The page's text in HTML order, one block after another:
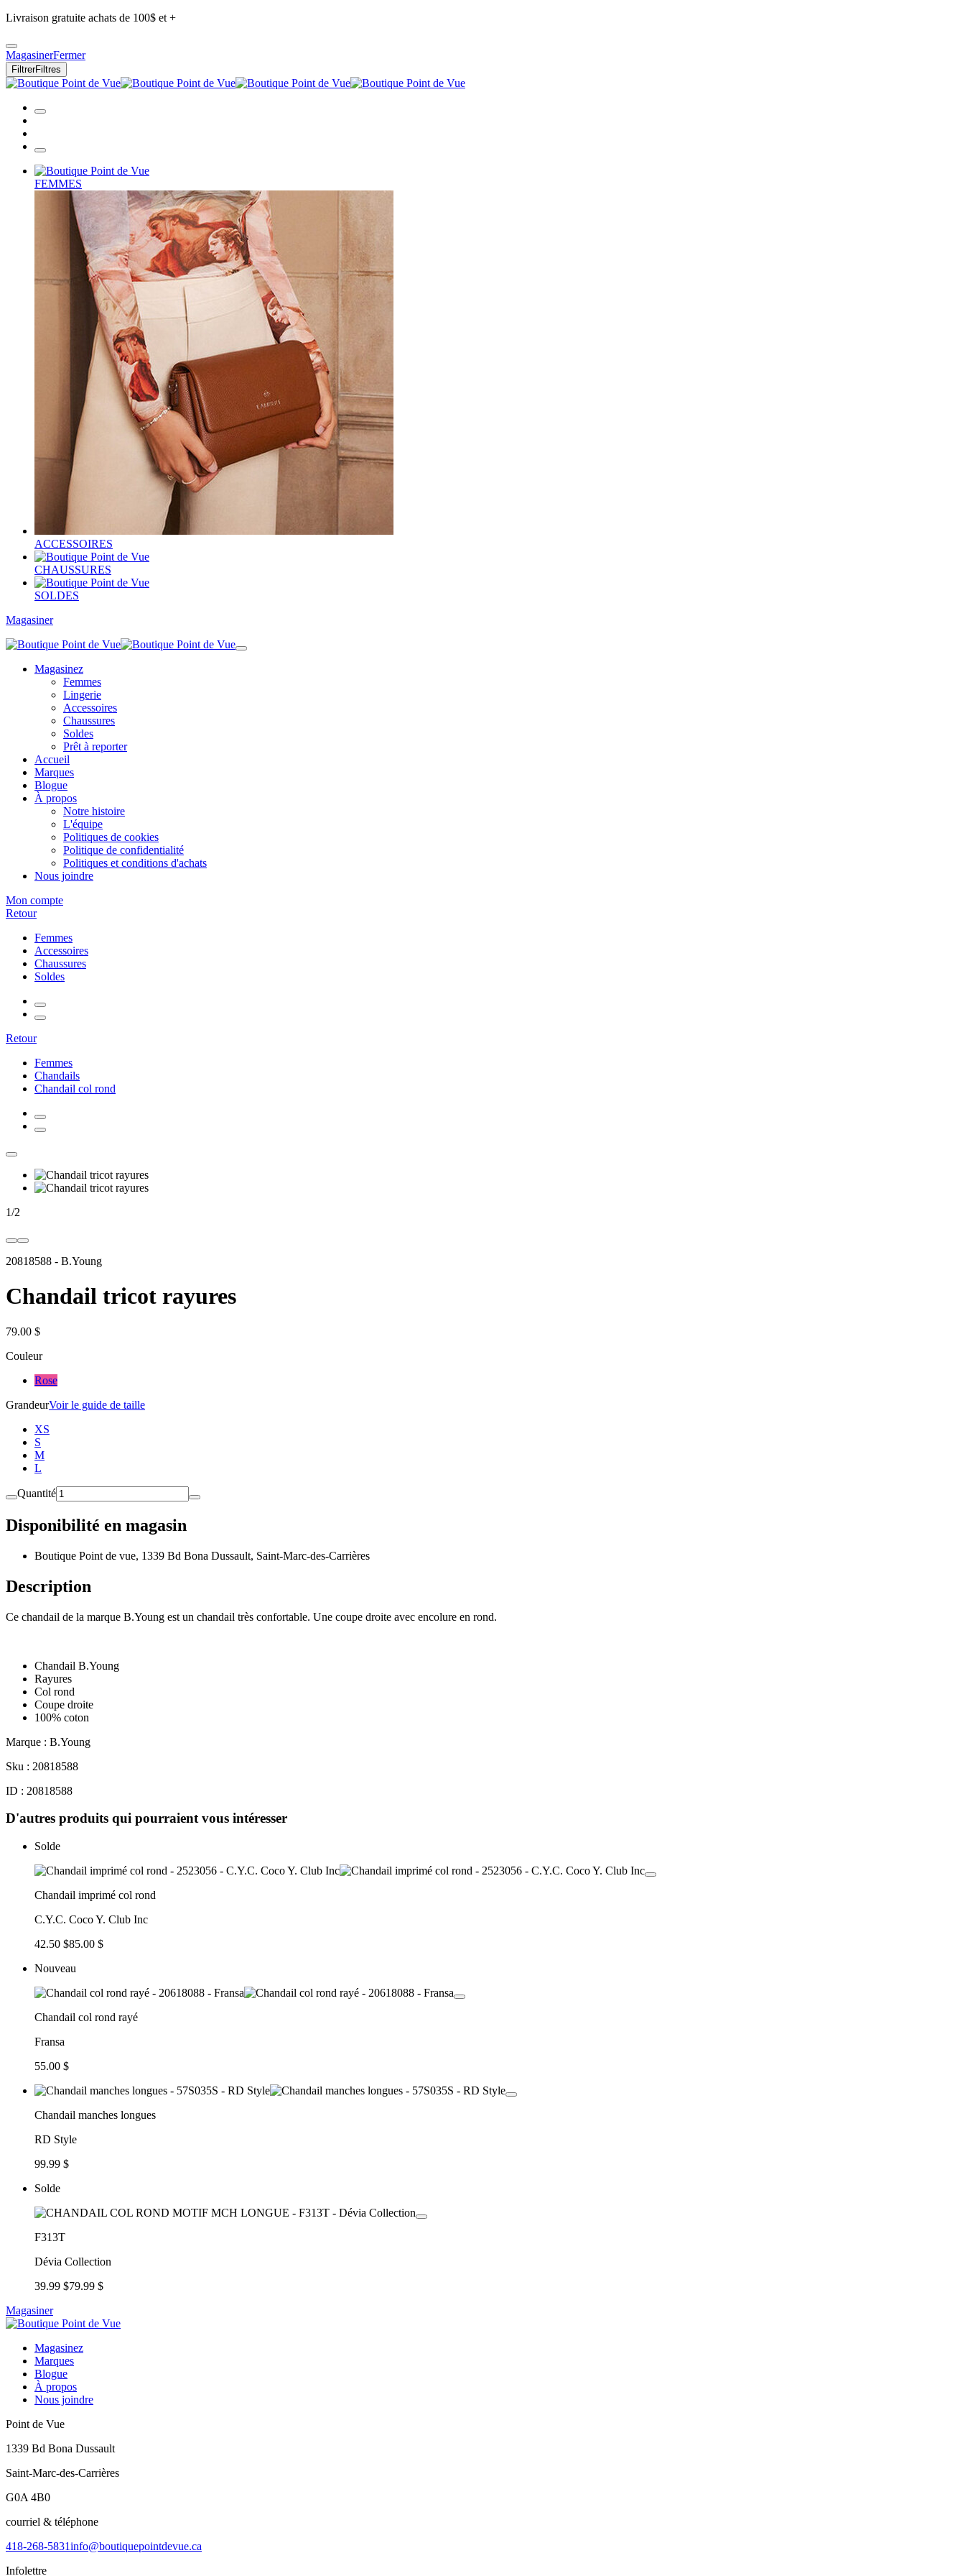
Livraison gratuite achats de 100$ et +
MagasinerFermer
FiltrerFiltres
FEMMES
ACCESSOIRES
CHAUSSURES
SOLDES
Magasiner
Magasinez
Femmes
Lingerie
Accessoires
Chaussures
Soldes
Prêt à reporter
Accueil
Marques
Blogue
À propos
Notre histoire
L'équipe
Politiques de cookies
Politique de confidentialité
Politiques et conditions d'achats
Nous joindre
Mon compte
Retour
Femmes
Accessoires
Chaussures
Soldes
Retour
Femmes
Chandails
Chandail col rond
1/2
20818588 - B.Young
Chandail tricot rayures
79.00 $
Couleur
Rose
GrandeurVoir le guide de taille
XS
S
M
L
Quantité
Disponibilité en magasin
Boutique Point de vue, 1339 Bd Bona Dussault, Saint-Marc-des-Carrières
Description
Ce chandail de la marque B.Young est un chandail très confortable. Une coupe droite avec encolure en rond.
Chandail B.Young
Rayures
Col rond
Coupe droite
100% coton
Marque : B.Young
Sku : 20818588
ID : 20818588
D'autres produits qui pourraient vous intéresser
Solde
Chandail imprimé col rond
C.Y.C. Coco Y. Club Inc
42.50 $85.00 $
Nouveau
Chandail col rond rayé
Fransa
55.00 $
Chandail manches longues
RD Style
99.99 $
Solde
F313T
Dévia Collection
39.99 $79.99 $
Magasiner
Magasinez
Marques
Blogue
À propos
Nous joindre
Point de Vue
1339 Bd Bona Dussault
Saint-Marc-des-Carrières
G0A 4B0
courriel & téléphone
418-268-5831info@boutiquepointdevue.ca
Infolettre